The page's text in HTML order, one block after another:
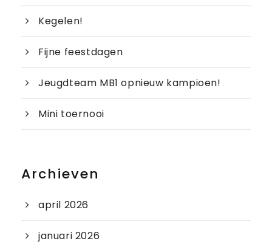
Kegelen!
Fijne feestdagen
Jeugdteam MB1 opnieuw kampioen!
Mini toernooi
Archieven
april 2026
januari 2026